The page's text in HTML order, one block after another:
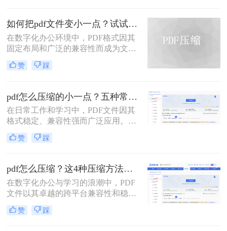
如何把pdf文件变小一点？试试这两种简单有效的方法压缩大小
在数字化办公环境中，PDF格式因其
固定布局和广泛的兼容性而成为文档
分享的理想选择。然而，当PDF文件
包含大量图像或复杂排版时，其体积
处理带来不便。那么如何把pdf文件变
小一点呢？本文将介绍两种简单有效
的方法来压缩PDF文件大小，帮助您
节省空间并提高工作效率。
赞 踩
pdf怎么压缩的小一点？五种常用有效方法详解！
在日常工作和学习中，PDF文件因其
格式稳定、兼容性强而广泛应用。然
而，PDF文件体积过大时，会带来诸
多不便，例如传输速度慢、存储空间
握压缩PDF文件的方法至关重要。那
么呢？本文将详细介绍多种常用且有
效的pdf压缩方法。通过遵循这些指
南，您可以轻松减小PDF文件体积，
提升效率。
赞 踩
pdf怎么压缩？这4种压缩方法助您pdf文件“瘦身”！
在数字化办公与学习的浪潮中，PDF
文件以其卓越的跨平台兼容性和稳定
的格式呈现，成为了我们日常工作、
学习和交流中不可或缺的载体。然
赞 踩